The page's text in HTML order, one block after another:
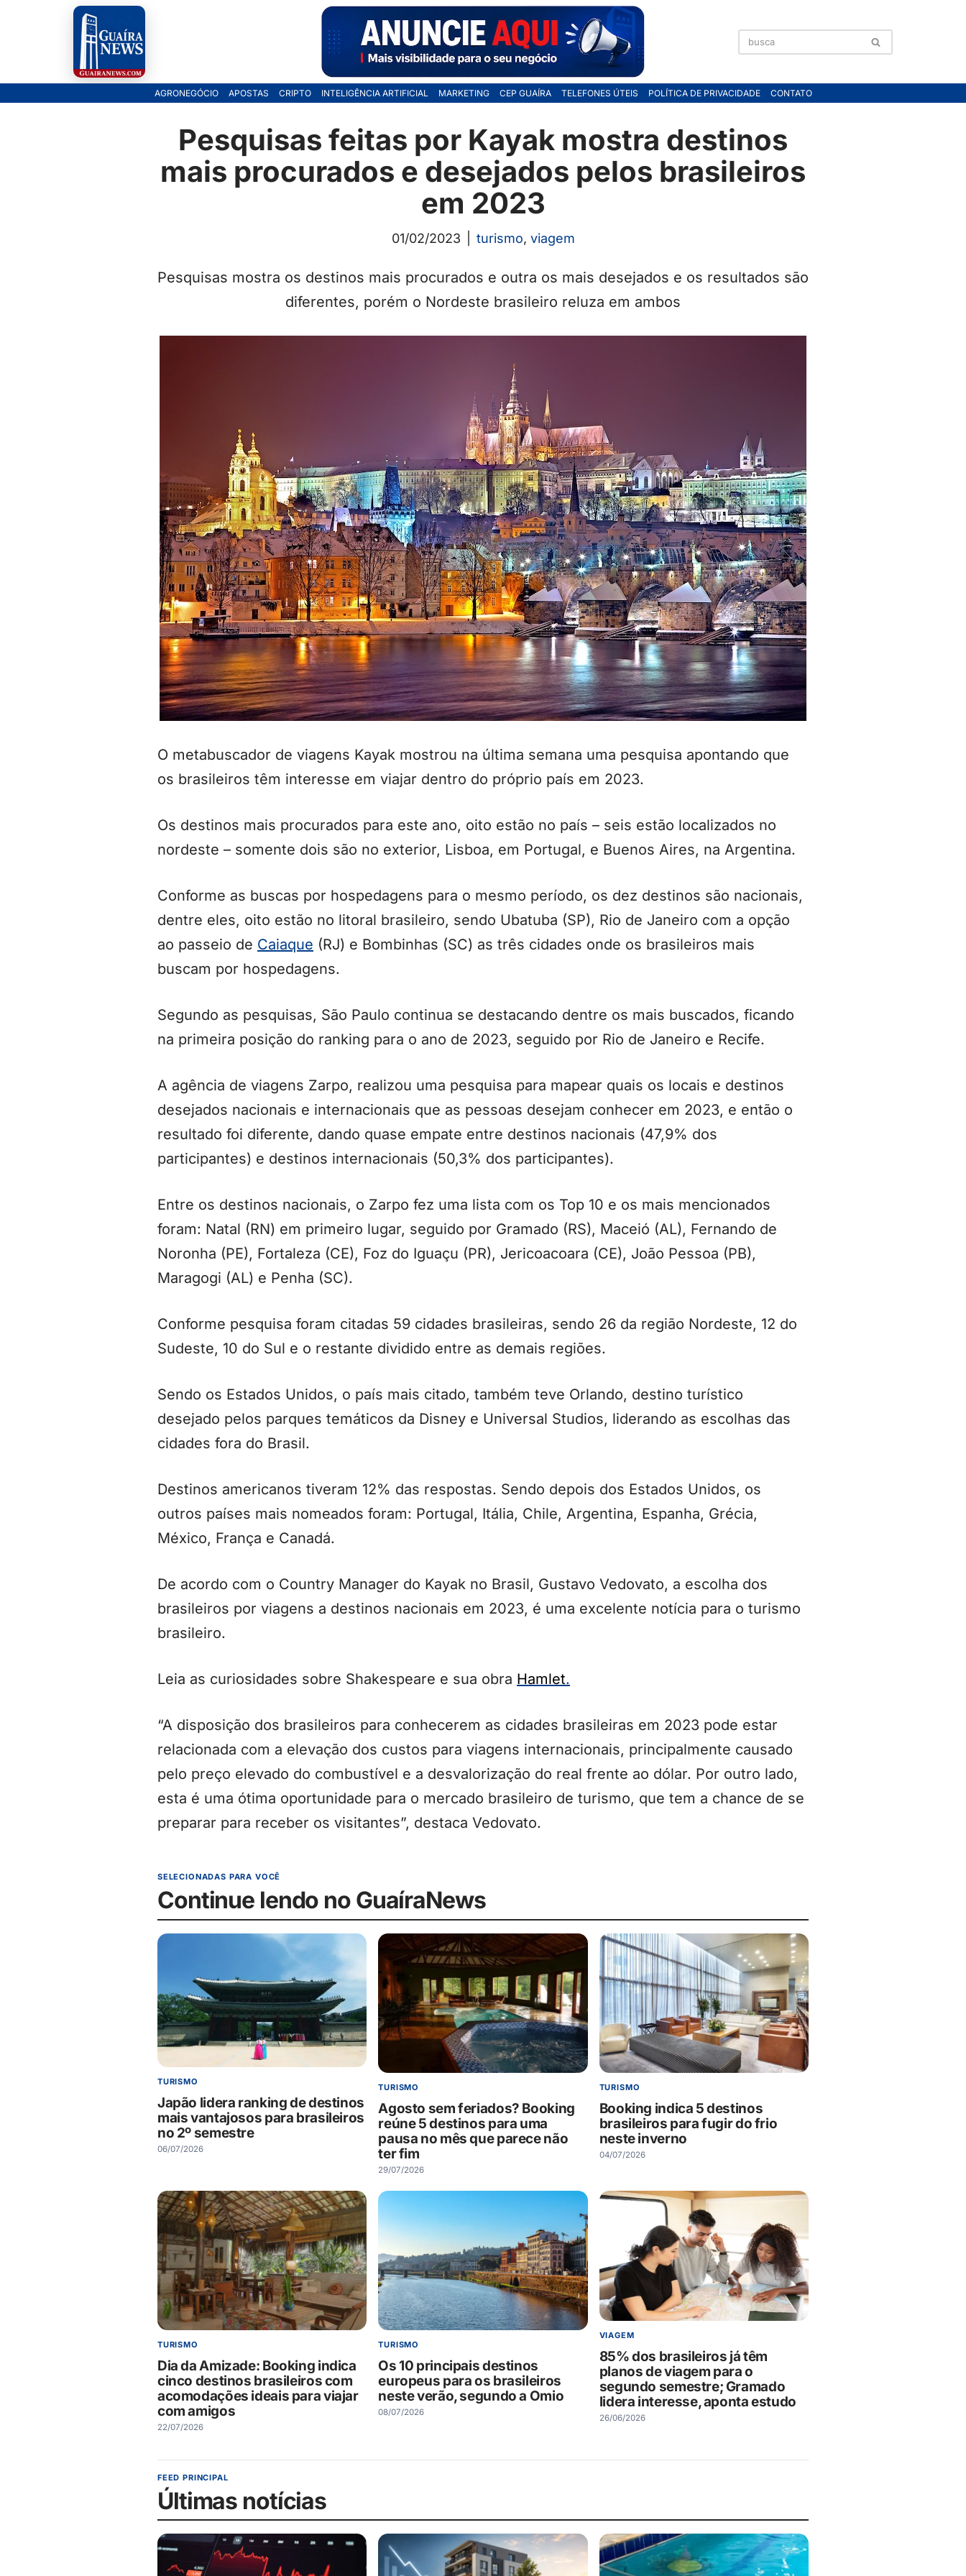
AGRONEGÓCIO APOSTAS CRIPTO INTELIGÊNCIA ARTIFICIAL MARKETING CEP GUAÍRA TELEFONES ÚTEIS POLÍTICA DE PRIVACIDADE CONTATO
Pesquisas feitas por Kayak mostra destinos
mais procurados e desejados pelos brasileiros
em 2023
01/02/2023 turismo, viagem
Pesquisas mostra os destinos mais procurados e outra os mais desejados e os resultados são
diferentes, porém o Nordeste brasileiro reluza em ambos
O metabuscador de viagens Kayak mostrou na última semana uma pesquisa apontando que
os brasileiros têm interesse em viajar dentro do próprio país em 2023.
Os destinos mais procurados para este ano, oito estão no país – seis estão localizados no
nordeste – somente dois são no exterior, Lisboa, em Portugal, e Buenos Aires, na Argentina.
Conforme as buscas por hospedagens para o mesmo período, os dez destinos são nacionais,
dentre eles, oito estão no litoral brasileiro, sendo Ubatuba (SP), Rio de Janeiro com a opção
ao passeio de Caiaque (RJ) e Bombinhas (SC) as três cidades onde os brasileiros mais
buscam por hospedagens.
Segundo as pesquisas, São Paulo continua se destacando dentre os mais buscados, ficando
na primeira posição do ranking para o ano de 2023, seguido por Rio de Janeiro e Recife.
A agência de viagens Zarpo, realizou uma pesquisa para mapear quais os locais e destinos
desejados nacionais e internacionais que as pessoas desejam conhecer em 2023, e então o
resultado foi diferente, dando quase empate entre destinos nacionais (47,9% dos
participantes) e destinos internacionais (50,3% dos participantes).
Entre os destinos nacionais, o Zarpo fez uma lista com os Top 10 e os mais mencionados
foram: Natal (RN) em primeiro lugar, seguido por Gramado (RS), Maceió (AL), Fernando de
Noronha (PE), Fortaleza (CE), Foz do Iguaçu (PR), Jericoacoara (CE), João Pessoa (PB),
Maragogi (AL) e Penha (SC).
Conforme pesquisa foram citadas 59 cidades brasileiras, sendo 26 da região Nordeste, 12 do
Sudeste, 10 do Sul e o restante dividido entre as demais regiões.
Sendo os Estados Unidos, o país mais citado, também teve Orlando, destino turístico
desejado pelos parques temáticos da Disney e Universal Studios, liderando as escolhas das
cidades fora do Brasil.
Destinos americanos tiveram 12% das respostas. Sendo depois dos Estados Unidos, os
outros países mais nomeados foram: Portugal, Itália, Chile, Argentina, Espanha, Grécia,
México, França e Canadá.
De acordo com o Country Manager do Kayak no Brasil, Gustavo Vedovato, a escolha dos
brasileiros por viagens a destinos nacionais em 2023, é uma excelente notícia para o turismo
brasileiro.
Leia as curiosidades sobre Shakespeare e sua obra Hamlet.
“A disposição dos brasileiros para conhecerem as cidades brasileiras em 2023 pode estar
relacionada com a elevação dos custos para viagens internacionais, principalmente causado
pelo preço elevado do combustível e a desvalorização do real frente ao dólar. Por outro lado,
esta é uma ótima oportunidade para o mercado brasileiro de turismo, que tem a chance de se
preparar para receber os visitantes”, destaca Vedovato.
SELECIONADAS PARA VOCÊ
Continue lendo no GuaíraNews
TURISMO
Japão lidera ranking de destinos
mais vantajosos para brasileiros
no 2º semestre
06/07/2026
TURISMO
Agosto sem feriados? Booking
reúne 5 destinos para uma
pausa no mês que parece não
ter fim
29/07/2026
TURISMO
Booking indica 5 destinos
brasileiros para fugir do frio
neste inverno
04/07/2026
TURISMO
Dia da Amizade: Booking indica
cinco destinos brasileiros com
acomodações ideais para viajar
com amigos
22/07/2026
TURISMO
Os 10 principais destinos
europeus para os brasileiros
neste verão, segundo a Omio
08/07/2026
VIAGEM
85% dos brasileiros já têm
planos de viagem para o
segundo semestre; Gramado
lidera interesse, aponta estudo
26/06/2026
FEED PRINCIPAL
Últimas notícias